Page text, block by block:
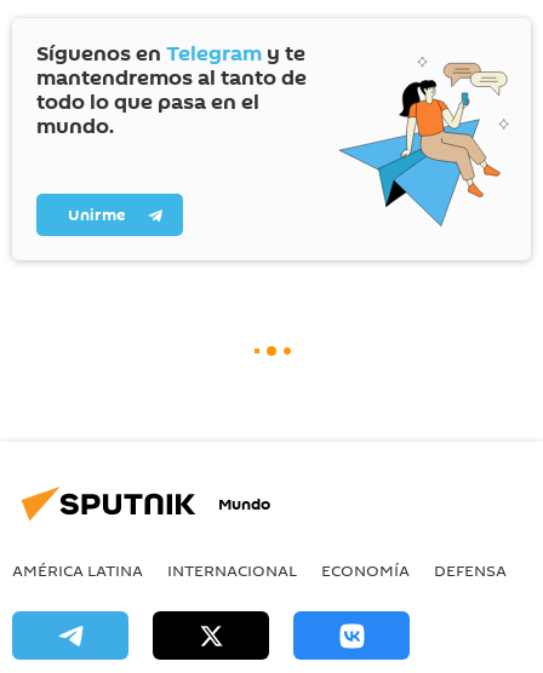
Síguenos en Telegram y te
mantendremos al tanto de
todo lo que pasa en el
mundo.
Unirme
Mundo
AMÉRICA LATINA INTERNACIONAL ECONOMÍA DEFENSA